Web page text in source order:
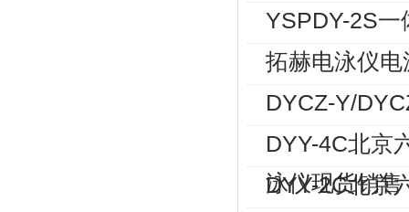
YSPDY-2S一
拓赫电泳仪电
DYCZ-Y/
DYY-4C北京
泳仪现货销售
DYY-2C北京